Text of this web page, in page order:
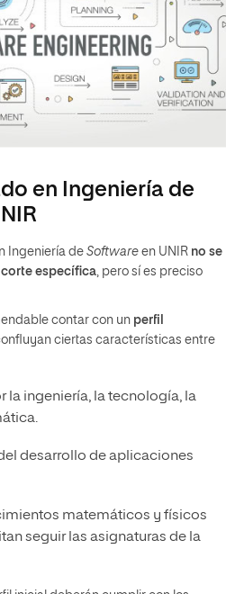
en Ingeniería de
Ingeniería de Software en UNIR no se
corte específica, pero sí es preciso
contar con un perfil
ciertas características entre
la ingeniería, la tecnología, la
desarrollo de aplicaciones
matemáticos y físicos
seguir las asignaturas de la